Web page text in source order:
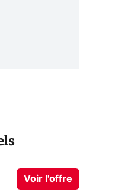
Voir l'offre